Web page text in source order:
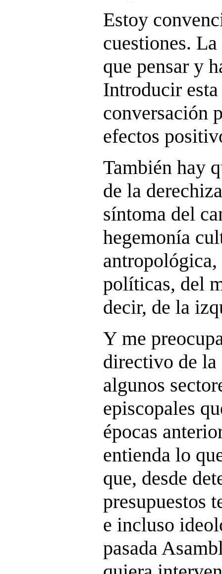
Estoy
cuestiones.
que pensar y
Introducir
conversación
efectos
También hay
de la
síntoma del
hegemonía
antropológica,
políticas, del
decir, de la
Y me
directivo de
algunos
episcopales
épocas
entienda lo
que, desde
presupuestos
e incluso
pasada